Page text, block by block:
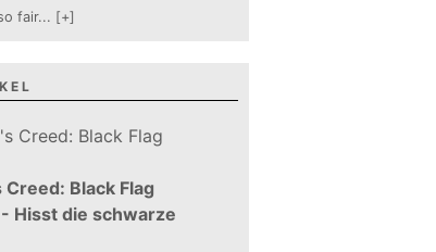
fair... [+]
Black Flag
Hisst die schwarze